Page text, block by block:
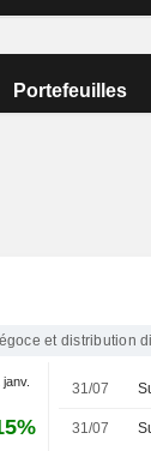
Portefeuilles
et distribution
31/07
31/07